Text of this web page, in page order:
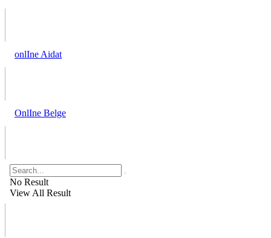
onlIne Aidat
OnlIne Belge
No Result
View All Result